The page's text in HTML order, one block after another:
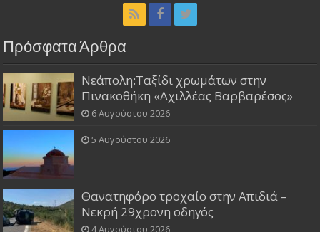
Πρόσφατα Άρθρα
Νεάπολη:Ταξίδι χρωμάτων στην
Πινακοθήκη «Αχιλλέας Βαρβαρέσος»
6 Αυγούστου 2026
5 Αυγούστου 2026
Θανατηφόρο τροχαίο στην Απιδιά –
Νεκρή 29χρονη οδηγός
4 Αυγούστου 2026